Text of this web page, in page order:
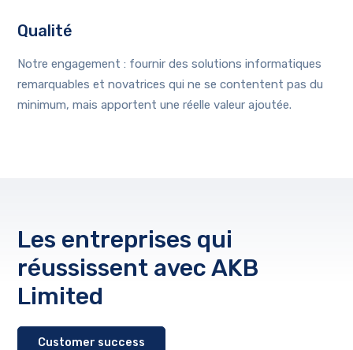
Qualité
Notre engagement : fournir des solutions informatiques
remarquables et novatrices qui ne se contentent pas du
minimum, mais apportent une réelle valeur ajoutée.
Les entreprises qui
réussissent avec AKB
Limited
Customer success